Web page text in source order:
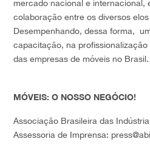
mercado nacional e internacional,
colaboração entre os diversos
Desempenhando, dessa forma,
capacitação, na
das empresas de móveis no Brasil.
MÓVEIS: O NOSSO NEGÓCIO!
Associação Brasileira das
Assessoria de Imprensa: